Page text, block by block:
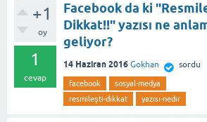
+1
oy
1
cevap
Facebook da ki
Dikkat!!" yazısı ne
geliyor?
14 Haziran 2016 Gokhan sordu
facebook
sosyal-medya
resmileşti-dikkat
yazısı-nedir